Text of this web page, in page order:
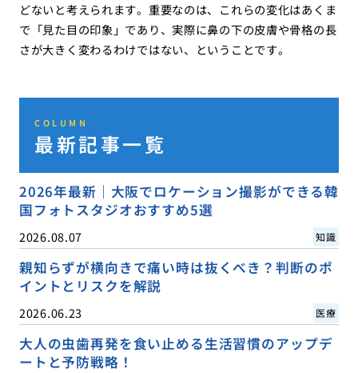
どないと考えられます。重要なのは、これらの変化はあくま
で「見た目の印象」であり、実際に鼻の下の皮膚や骨格の長
さが大きく変わるわけではない、ということです。
COLUMN
最新記事一覧
2026年最新｜大阪でロケーション撮影ができる韓
国フォトスタジオおすすめ5選
2026.08.07 知識
親知らずが横向きで痛い時は抜くべき？判断のポ
イントとリスクを解説
2026.06.23 医療
大人の虫歯再発を食い止める生活習慣のアップデ
ートと予防戦略！